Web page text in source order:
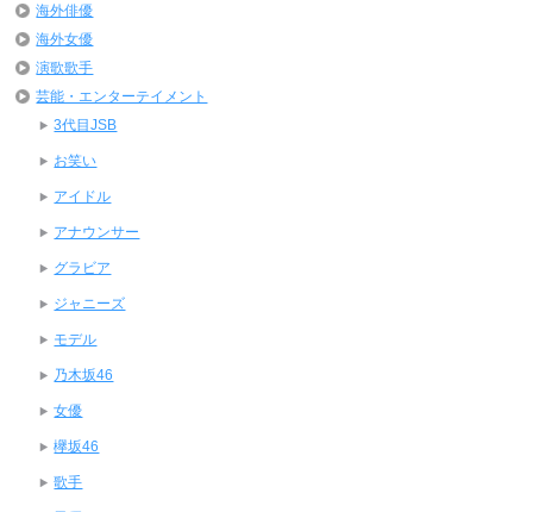
海外俳優
海外女優
演歌歌手
芸能・エンターテイメント
3代目JSB
お笑い
アイドル
アナウンサー
グラビア
ジャニーズ
モデル
乃木坂46
女優
欅坂46
歌手